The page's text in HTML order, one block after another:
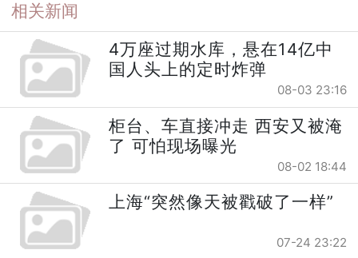
相关新闻
4万座过期水库，悬在14亿中
国人头上的定时炸弹
08-03 23:16
柜台、车直接冲走 西安又被淹
了 可怕现场曝光
08-02 18:44
上海“突然像天被戳破了一样”
07-24 23:22